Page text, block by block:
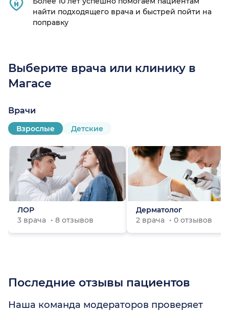
найти подходящего врача и быстрей пойти на
поправку
Выберите врача или клинику в
Магасе
Врачи
Взрослые Детские
ЛОР
3 врача
8 отзывов
Дерматолог
2 врача
0 отзывов
Последние отзывы пациентов
Наша команда модераторов проверяет